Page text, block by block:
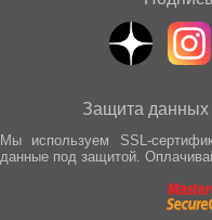
Защита данных
Мы используем SSL-
данные под защитой.